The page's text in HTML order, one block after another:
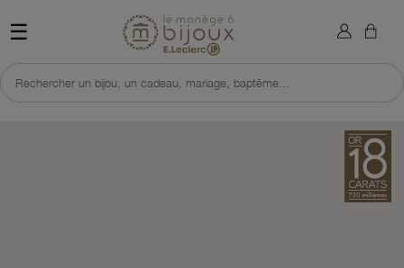
☰ Retour à l'accueil du site
Rechercher un bijou, un cadeau, mariage, baptême...
×